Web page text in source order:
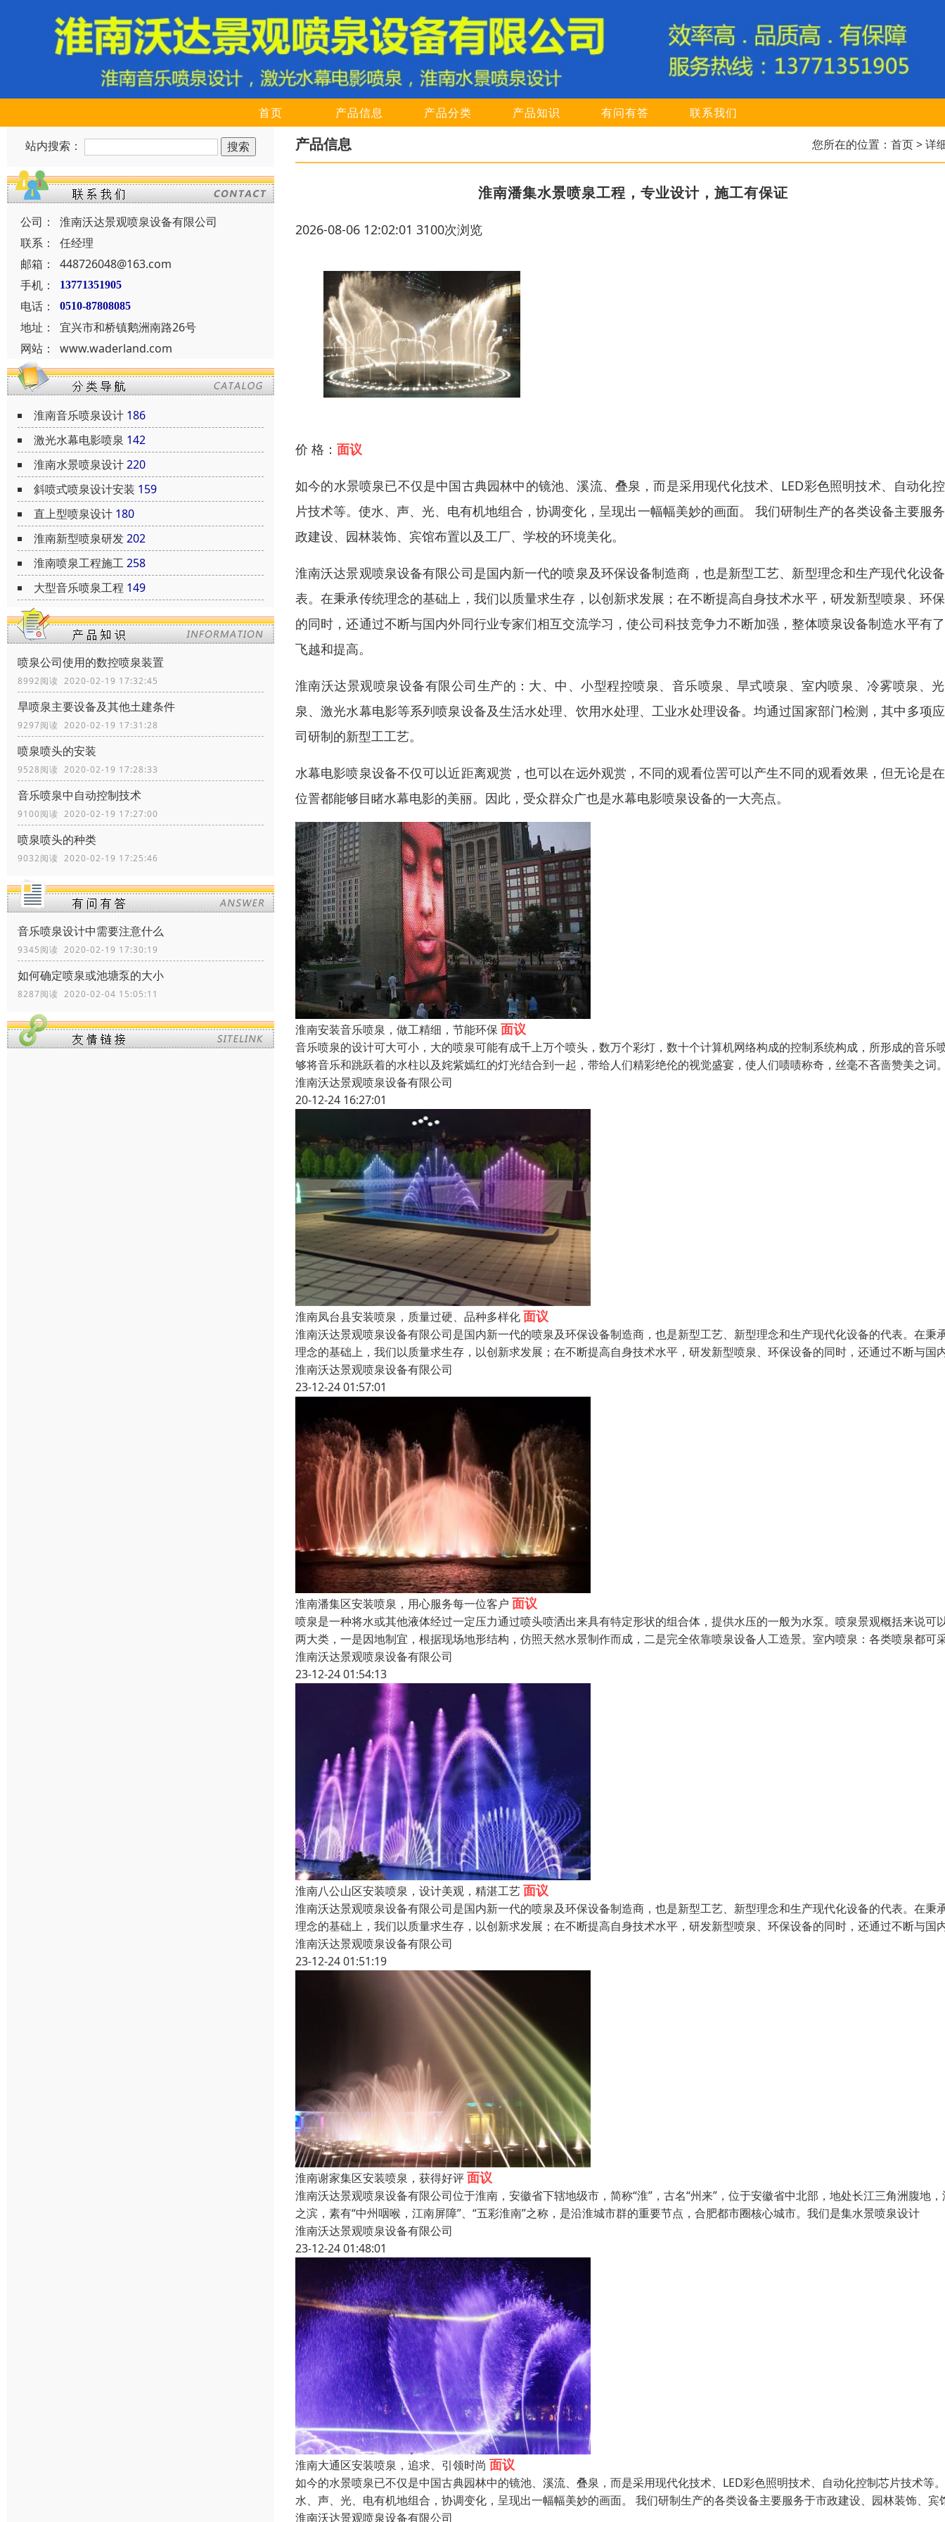
首页 产品信息 产品分类 产品知识 有问有答 联系我们
站内搜索：
公司：
淮南沃达景观喷泉设备有限公司
联系：
任经理
邮箱：
448726048@163.com
手机：
13771351905
电话： 0510-87808085
地址：
宜兴市和桥镇鹅洲南路26号
网站：
www.waderland.com
淮南音乐喷泉设计 186
激光水幕电影喷泉 142
淮南水景喷泉设计220
斜喷式喷泉设计安装 159
直上型喷泉设计 180
淮南新型喷泉研发202
淮南喷泉工程施工258
大型音乐喷泉工程 149
喷泉公司使用的数控喷泉装置
8992阅读 2020-02-19 17:32:45
旱喷泉主要设备及其他土建条件
9297阅读 2020-02-19 17:31:28
喷泉喷头的安装
9528阅读 2020-02-19 17:28:33
音乐喷泉中自动控制技术
9100阅读 2020-02-19 17:27:00
喷泉喷头的种类
9032阅读 2020-02-19 17:25:46
音乐喷泉设计中需要注意什么
9345阅读 2020-02-19 17:30:19
如何确定喷泉或池塘泵的大小
8287阅读 2020-02-04 15:05:11
产品信息 您所在的位置： 首页> 详
淮南潘集水景喷泉工程，专业设计，施工有保证
2026-08-06 12:02:01 3100次浏览
价 格： 面议
如今的水景喷泉已不仅是中国古典园林中的镜池、溪流、叠泉，而是采用现代化技术、LED彩色照明技术、自动化
片技术等。使水、声、光、电有机地组合，协调变化，呈现出一幅幅美妙的画面。 我们研制生产的各类设备主要服
政建设、园林装饰、宾馆布置以及工厂、学校的环境美化。
淮南沃达景观喷泉设备有限公司是国内新一代的喷泉及环保设备制造商，也是新型工艺、新型理念和生产现代化设
表。在秉承传统理念的基础上，我们以质量求生存，以创新求发展；在不断提高自身技术水平，研发新型喷泉、环
的同时，还通过不断与国内外同行业专家们相互交流学习，使公司科技竞争力不断加强，整体喷泉设备制造水平有
飞越和提高。
淮南沃达景观喷泉设备有限公司生产的：大、中、小型程控喷泉、音乐喷泉、旱式喷泉、室内喷泉、冷雾喷泉、
泉、激光水幕电影等系列喷泉设备及生活水处理、饮用水处理、工业水处理设备。均通过国家部门检测，其中多项
司研制的新型工工艺。
水幕电影喷泉设备不仅可以近距离观赏，也可以在远外观赏，不同的观看位罟可以产生不同的观看效果，但无论是
位詈都能够目睹水幕电影的美丽。因此，受众群众广也是水幕电影喷泉设备的一大亮点。
淮南安装音乐喷泉，做工精细，节能环保 面议
音乐喷泉的设计可大可小，大的喷泉可能有成千上万个喷头，数万个彩灯，数十个计算机网络构成的控制系统构成，所形成的音乐
够将音乐和跳跃着的水柱以及姹紫嫣红的灯光结合到一起，带给人们精彩绝伦的视觉盛宴，使人们啧啧称奇，丝毫不吝啬赞美之词
淮南沃达景观喷泉设备有限公司
20-12-24 16:27:01
淮南凤台县安装喷泉，质量过硬、品种多样化面议
淮南沃达景观喷泉设备有限公司是国内新一代的喷泉及环保设备制造商，也是新型工艺、新型理念和生产现代化设备的代表。在秉
理念的基础上，我们以质量求生存，以创新求发展；在不断提高自身技术水平，研发新型喷泉、环保设备的同时，还通过不断与国
淮南沃达景观喷泉设备有限公司
23-12-24 01:57:01
淮南潘集区安装喷泉，用心服务每一位客户 面议
喷泉是一种将水或其他液体经过一定压力通过喷头喷洒出来具有特定形状的组合体，提供水压的一般为水泵。喷泉景观概括来说可
两大类，一是因地制宜，根据现场地形结构，仿照天然水景制作而成，二是完全依靠喷泉设备人工造景。室内喷泉：各类喷泉都可
淮南沃达景观喷泉设备有限公司
23-12-24 01:54:13
淮南八公山区安装喷泉，设计美观，精湛工艺面议
淮南沃达景观喷泉设备有限公司是国内新一代的喷泉及环保设备制造商，也是新型工艺、新型理念和生产现代化设备的代表。在秉
理念的基础上，我们以质量求生存，以创新求发展；在不断提高自身技术水平，研发新型喷泉、环保设备的同时，还通过不断与国
淮南沃达景观喷泉设备有限公司
23-12-24 01:51:19
淮南谢家集区安装喷泉，获得好评面议
淮南沃达景观喷泉设备有限公司位于淮南，安徽省下辖地级市，简称“淮”，古名“州来”，位于安徽省中北部，地处长江三角洲腹地
之滨，素有“中州咽喉，江南屏障”、“五彩淮南”之称，是沿淮城市群的重要节点，合肥都市圈核心城市。我们是集水景喷泉设计
淮南沃达景观喷泉设备有限公司
23-12-24 01:48:01
淮南大通区安装喷泉，追求、引领时尚 面议
如今的水景喷泉已不仅是中国古典园林中的镜池、溪流、叠泉，而是采用现代化技术、LED彩色照明技术、自动化控制芯片技术等
水、声、光、电有机地组合，协调变化，呈现出一幅幅美妙的画面。 我们研制生产的各类设备主要服务于市政建设、园林装饰、宾
淮南沃达景观喷泉设备有限公司